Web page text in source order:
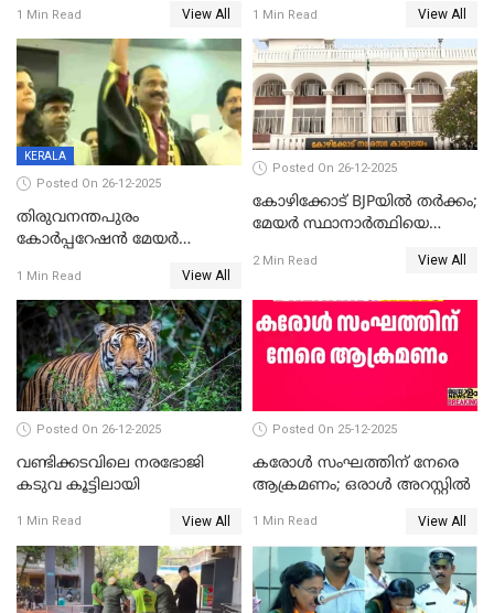
ആദ്യ വോട്ട് അസാധു; കണ്ണൂർ
ഡെപ്യൂട്ടി മേയർ സ്ഥാനത്ത്
താഹിറിന് വിജയം
1 Min Read View All
മുഖ്യമന്ത്രിയുടെ ഓഫീസ്
തന്നെ വിശദീകരിയ്ക്കുന്നു;
സത്യമിതാണ്
1 Min Read View All
KERALA
Posted On 26-12-2025
തിരുവനന്തപുരം
കോര്‍പ്പറേഷന്‍ മേയര്‍
ഹൈക്കോടതിയിലേക്ക്;
സത്യപ്രതിജ്ഞ ചടങ്ങില്‍
ചട്ടലംഘനമെന്ന് പാർട്ടി
1 Min Read View All
Posted On 26-12-2025
കോഴിക്കോട് BJPയിൽ തർക്കം;
മേയർ സ്ഥാനാർത്ഥിയെ
2 Min Read View All
Posted On 26-12-2025
വണ്ടിക്കടവിലെ നരഭോജി
കടുവ കൂട്ടിലായി
1 Min Read View All
Posted On 25-12-2025
കരോള്‍ സംഘത്തിന് നേരെ
ആക്രമണം; ഒരാള്‍ അറസ്റ്റില്‍
1 Min Read View All